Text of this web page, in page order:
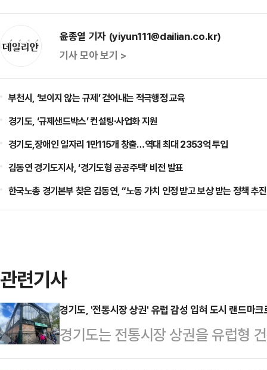
윤종열 기자 (yiyun111@dailian.co.kr)
기사 모아 보기 >
부천시, ‘보이지 않는 규제’ 걷어내는 적극행정 교육
경기도, ‘규제샌드박스’ 컨설팅·사업화 지원
경기도,장애인 일자리 1만115개 창출…역대 최대 2353억 투입
김동연 경기도지사, ‘경기도형 공공주택’ 비전 발표
한국노총 경기본부 찾은 김동연, “노동 가치 인정 받고 보상 받는 정책 추
관련기사
경기도, '전통시장 상권' 유럽 감성 입혀 도시 랜드마크
경기도는 전통시장 상권을 유럽형
마크(상징물)로 조성하는 ‘전통시